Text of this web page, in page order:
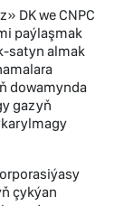
DK we CNPC
paýlaşmak
satyn almak
dowamynda
gazyň
çykýan